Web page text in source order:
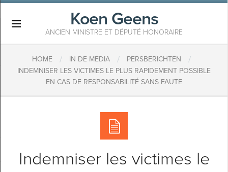
Koen Geens
ANCIEN MINISTRE ET DÉPUTÉ HONORAIRE
HOME / IN DE MEDIA / PERSBERICHTEN /
INDEMNISER LES VICTIMES LE PLUS RAPIDEMENT POSSIBLE
EN CAS DE RESPONSABILITÉ SANS FAUTE
Indemniser les victimes le